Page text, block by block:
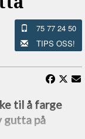
75 77 24 50
TIPS OSS!
til å farge
gutta på